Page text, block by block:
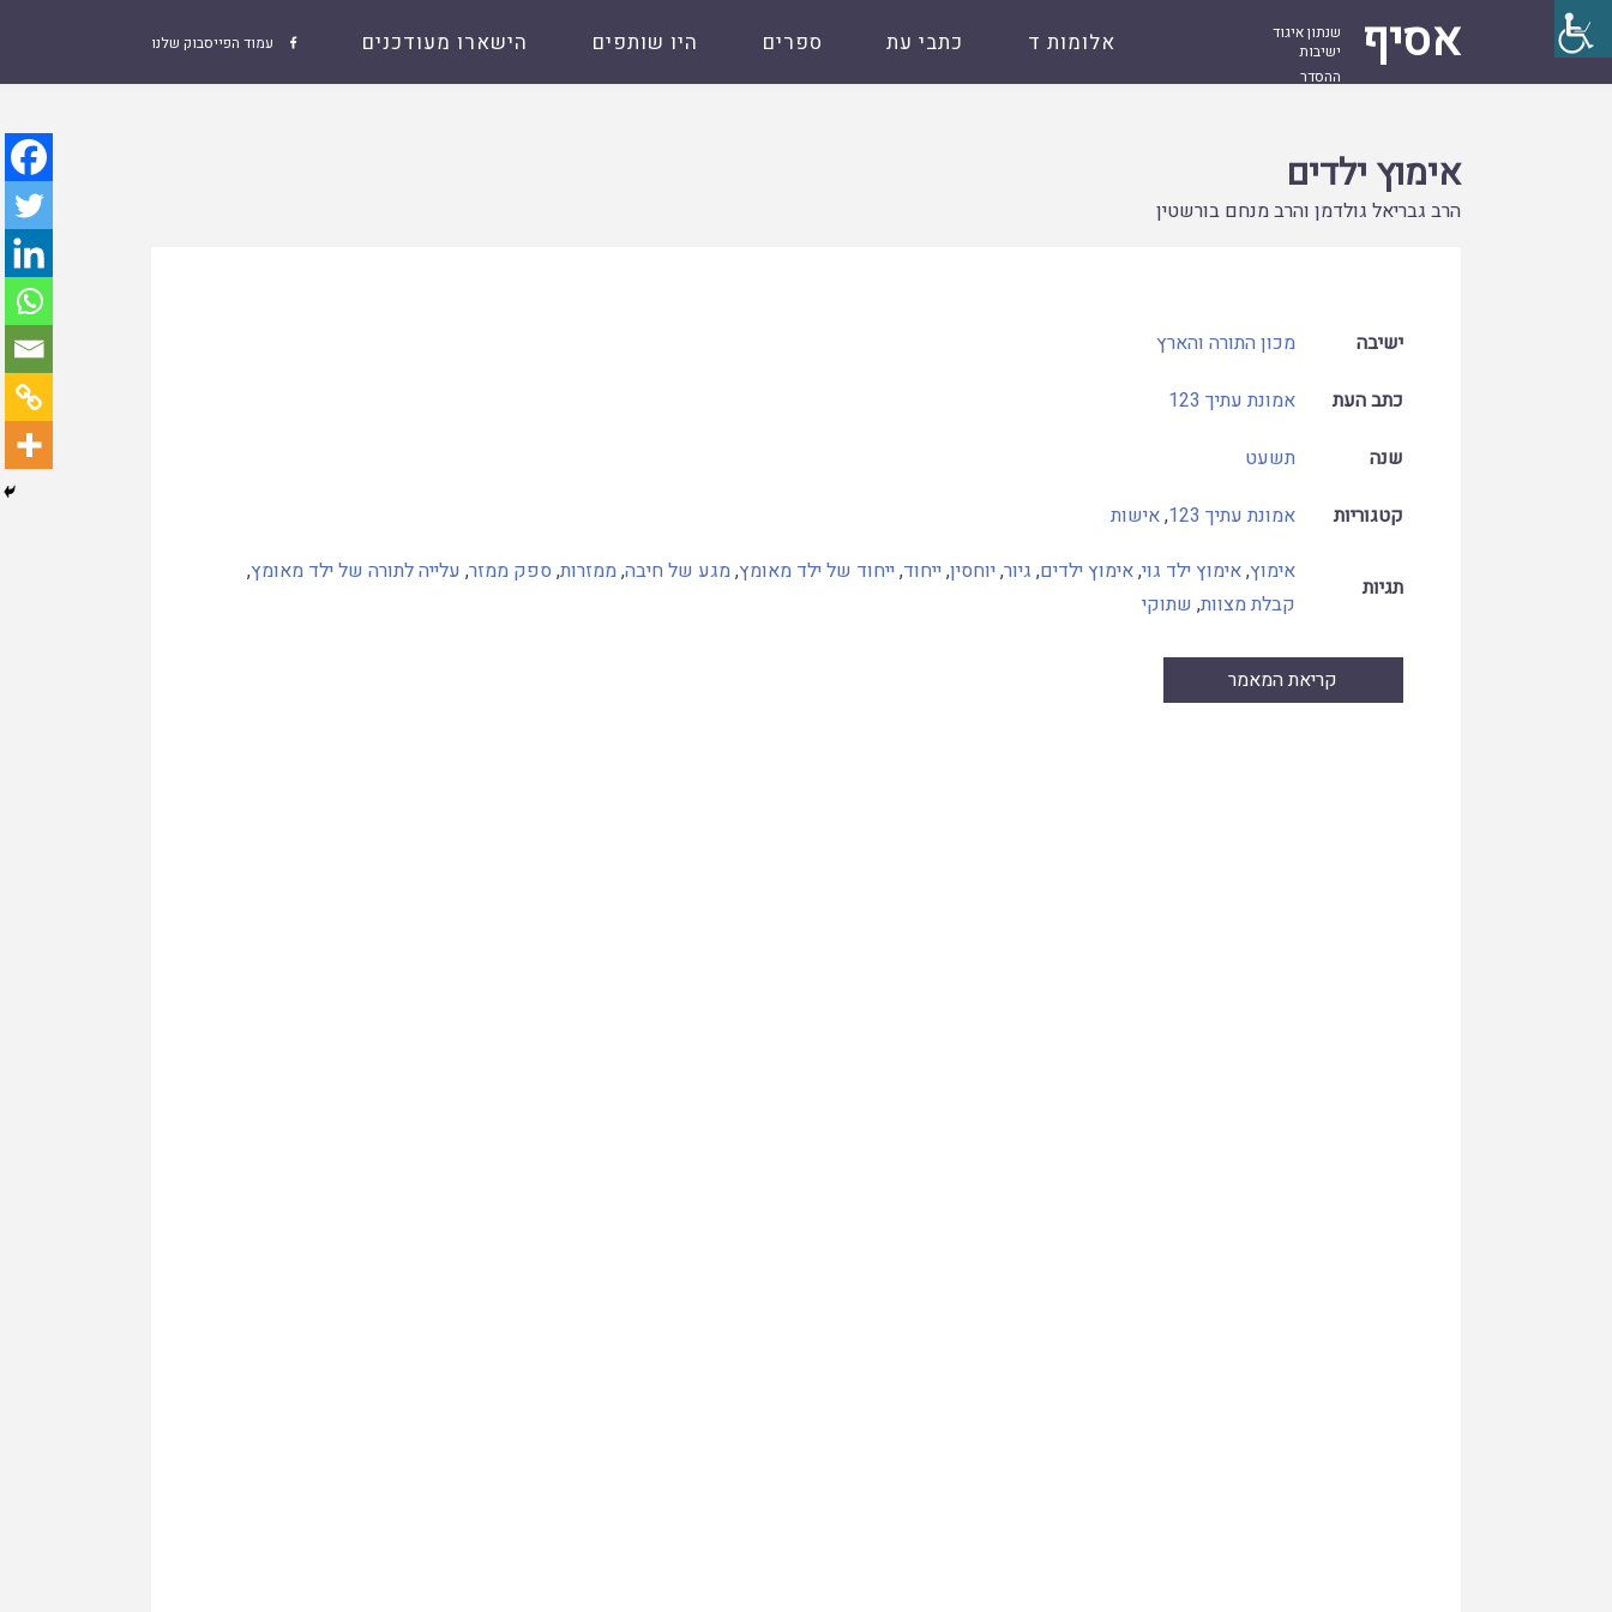
אסיף
שנתון איגוד
ישיבות
ההסדר
 עמוד הפייסבוק שלנו אלומות ד כתבי עת ספרים היו שותפים הישארו מעודכנים
אימוץ ילדים
הרב גבריאל גולדמן והרב מנחם בורשטין
ישיבה
מכון התורה והארץ
כתב העת
אמונת עתיך 123
שנה
תשעט
קטגוריות
אמונת עתיך 123 ,אישות
תגיות
אימוץ,אימוץ ילד גוי,אימוץ ילדים, גיור,יוחסין,ייחוד,ייחוד של ילד מאומץ,מגע של חיבה,ממזרות, ספק ממזר, עלייה לתורה של ילד מאומץ,
קבלת מצוות, שתוקי
קריאת המאמר